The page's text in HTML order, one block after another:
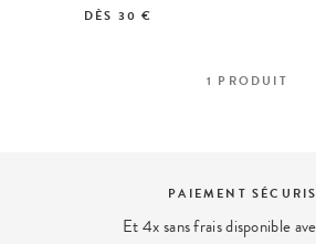
DÈS 30 €
1 PRODUIT
PAIEMENT
Et 4x sans frais disponible